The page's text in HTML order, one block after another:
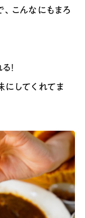
こんなにもまろ
！
してくれてま